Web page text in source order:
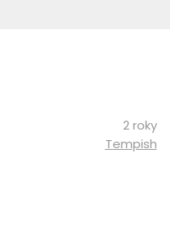
2 roky
Tempish